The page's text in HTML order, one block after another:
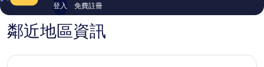
登入 免費註冊
鄰近地區資訊